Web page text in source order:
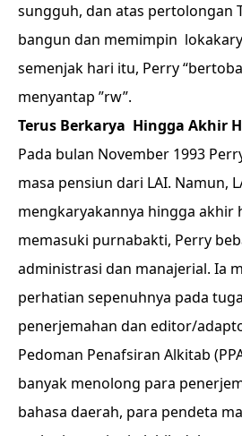
sungguh, dan atas pertolongan
bangun dan memimpin
semenjak hari itu, Perry
menyantap ”rw”.
Terus Berkarya Hingga Akhir
Pada bulan November 1993
masa pensiun dari LAI. Namun,
mengkaryakannya hingga akhir
memasuki purnabakti, Perry
administrasi dan manajerial. Ia
perhatian sepenuhnya pada
penerjemahan dan editor/
Pedoman Penafsiran Alkitab
banyak menolong para
bahasa daerah, para pendeta